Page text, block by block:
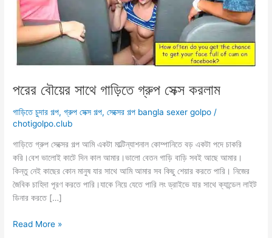
পরের বৌয়ের সাথে গাড়িতে গ্রুপ সেক্স করলাম
গাড়িতে চুদার গল্প,গ্রুপ সেক্স গল্প,সেক্সের গল্প bangla sexer golpo /
chotigolpo.club
গাড়িতে গ্রুপ সেক্সের গল্প আমি একটা মাল্টিন্যাশনাল কোম্পানিতে বড় একটা পদে চাকরি
করি।বেশ ভালোই কাটে দিন কাল আমার।ভালো বেতন গাড়ি বাড়ি সবই আছে আমার।
কিন্তু নেই কাছের কোন মানুষ যার সাথে আমি আমার সব কিছু শেয়ার করতে পারি। নিজের
জৈবিক চাহিদা পূরণ করতে পারি।যাকে নিয়ে যেতে পারি লং ড্রাইভে যার সাথে ক্যান্ডেল লাইট
ডিনার করতে […]
পরের
Read More »